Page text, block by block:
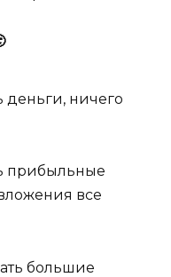
деньги, ничего
прибыльные
все
большие